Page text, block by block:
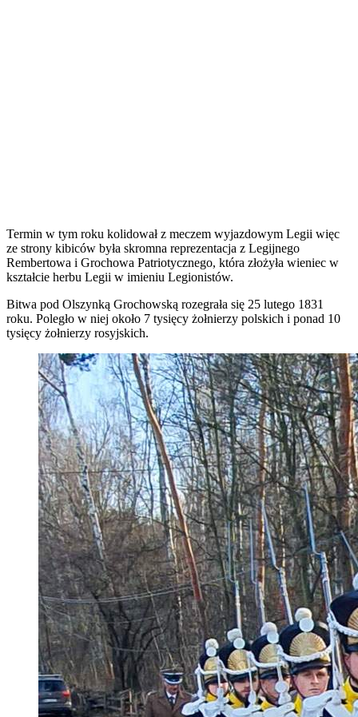
Termin w tym roku kolidował z meczem wyjazdowym Legii więc
ze strony kibiców była skromna reprezentacja z Legijnego
Rembertowa i Grochowa Patriotycznego, która złożyła wieniec w
kształcie herbu Legii w imieniu Legionistów.
Bitwa pod Olszynką Grochowską rozegrała się 25 lutego 1831
roku. Poległo w niej około 7 tysięcy żołnierzy polskich i ponad 10
tysięcy żołnierzy rosyjskich.